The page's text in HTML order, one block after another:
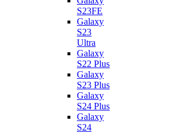
S23FE
Galaxy
S23
Ultra
Galaxy
S22 Plus
Galaxy
S23 Plus
Galaxy
S24 Plus
Galaxy
S24